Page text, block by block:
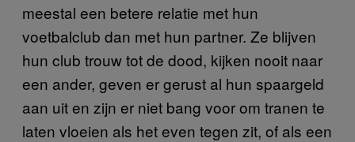
meestal een betere relatie met hun
voetbalclub dan met hun partner. Ze blijven
hun club trouw tot de dood, kijken nooit naar
een ander, geven er gerust al hun spaargeld
aan uit en zijn er niet bang voor om tranen te
laten vloeien als het even tegen zit, of als een